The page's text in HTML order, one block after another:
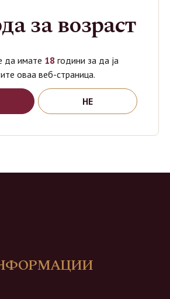
за возраст
да имате 18 години за да ја
оваа веб-страница.
НЕ